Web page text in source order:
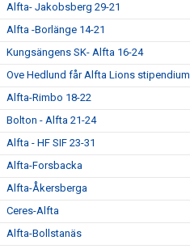
Alfta- Jakobsberg 29-21
Alfta -Borlänge 14-21
Kungsängens SK- Alfta 16-24
Ove Hedlund får Alfta Lions stipendium
Alfta-Rimbo 18-22
Bolton - Alfta 21-24
Alfta - HF SIF 23-31
Alfta-Forsbacka
Alfta-Åkersberga
Ceres-Alfta
Alfta-Bollstanäs